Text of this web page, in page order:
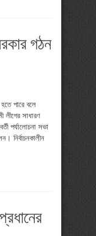
গঠন
পারে বলে
লীগের সাধারণ
পর্যালোচনা সভা
নির্বাচনকালীন